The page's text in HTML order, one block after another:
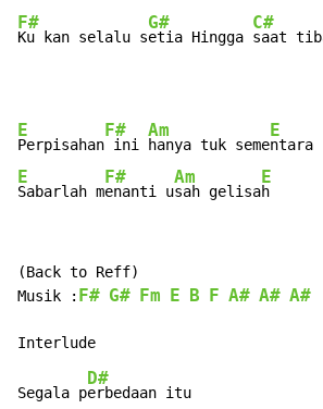
F#
Ku kan selalu s
G#
etia Hingga
C#
saat
E
Perpisahan
F#
ini
Am
hanya tuk seme
E
E
Sabarlah m
F#
enanti u
Am
sah gelisa
E
h
(Back to Reff)
Musik : F# G# Fm E B F A# A# A#
Segala p
D#
erbedaan itu